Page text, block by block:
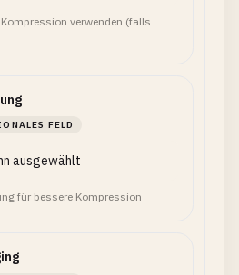
verwenden (falls
FELD
ausgewählt
für bessere Kompression